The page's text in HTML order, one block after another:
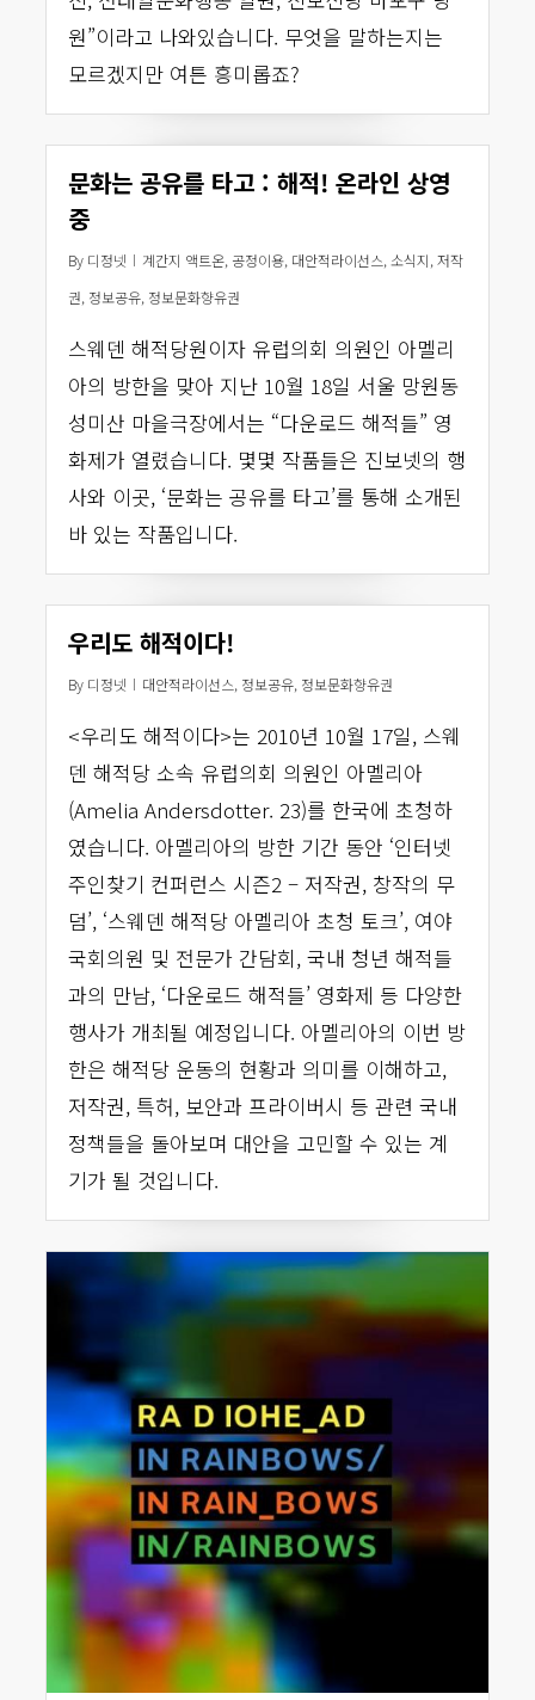
원”이라고 나와있습니다. 무엇을 말하는지는
모르겠지만 여튼 흥미롭죠?
문화는 공유를 타고 : 해적! 온라인 상영
중
By 디정넷 계간지 액트온, 공정이용, 대안적라이선스,소식지,저작
권, 정보공유, 정보문화향유권
스웨덴 해적당원이자 유럽의회 의원인 아멜리
아의 방한을 맞아 지난 10월 18일 서울 망원동
성미산 마을극장에서는 “다운로드 해적들” 영
화제가 열렸습니다. 몇몇 작품들은 진보넷의 행
사와 이곳, ‘문화는 공유를 타고’를 통해 소개된
바 있는 작품입니다.
우리도 해적이다!
By 디정넷 대안적라이선스, 정보공유, 정보문화향유권
<우리도 해적이다>는 2010년 10월 17일, 스웨
덴 해적당 소속 유럽의회 의원인 아멜리아
(Amelia Andersdotter. 23)를 한국에 초청하
였습니다. 아멜리아의 방한 기간 동안 ‘인터넷
주인찾기 컨퍼런스 시즌2 – 저작권, 창작의 무
덤’, ‘스웨덴 해적당 아멜리아 초청 토크’, 여야
국회의원 및 전문가 간담회, 국내 청년 해적들
과의 만남, ‘다운로드 해적들’ 영화제 등 다양한
행사가 개최될 예정입니다. 아멜리아의 이번 방
한은 해적당 운동의 현황과 의미를 이해하고,
저작권, 특허, 보안과 프라이버시 등 관련 국내
정책들을 돌아보며 대안을 고민할 수 있는 계
기가 될 것입니다.